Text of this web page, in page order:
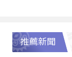
推薦新聞